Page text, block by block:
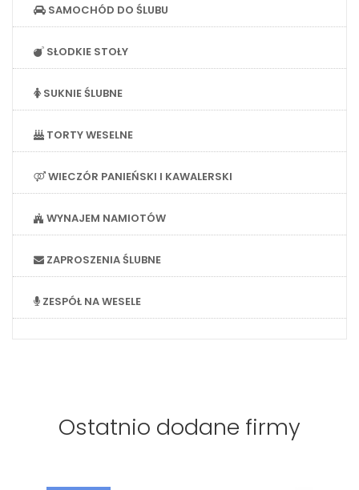
SAMOCHÓD DO ŚLUBU
SŁODKIE STOŁY
SUKNIE ŚLUBNE
TORTY WESELNE
WIECZÓR PANIEŃSKI I KAWALERSKI
WYNAJEM NAMIOTÓW
ZAPROSZENIA ŚLUBNE
ZESPÓŁ NA WESELE
Ostatnio dodane firmy